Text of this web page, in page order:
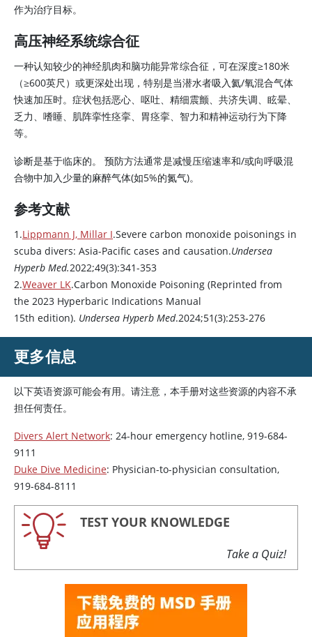
作为治疗目标。
高压神经系统综合征
一种认知较少的神经肌肉和脑功能异常综合征，可在深度≥180米
（≥600英尺）或更深处出现，特别是当潜水者吸入氦/氧混合气体
快速加压时。症状包括恶心、呕吐、精细震颤、共济失调、眩晕、
乏力、嗜睡、肌阵挛性痉挛、胃痉挛、智力和精神运动行为下降
等。
诊断是基于临床的。 预防方法通常是减慢压缩速率和/或向呼吸混
合物中加入少量的麻醉气体(如5%的氮气)。
参考文献
1.Lippmann J, Millar I.Severe carbon monoxide poisonings in
scuba divers: Asia-Pacific cases and causation.Undersea
Hyperb Med.2022;49(3):341-353
2.Weaver LK.Carbon Monoxide Poisoning (Reprinted from
the 2023 Hyperbaric Indications Manual
15th edition). Undersea Hyperb Med.2024;51(3):253-276
更多信息
以下英语资源可能会有用。请注意，本手册对这些资源的内容不承
担任何责任。
Divers Alert Network: 24-hour emergency hotline, 919-684-
9111
Duke Dive Medicine: Physician-to-physician consultation,
919-684-8111
TEST YOUR KNOWLEDGE
Take a Quiz!